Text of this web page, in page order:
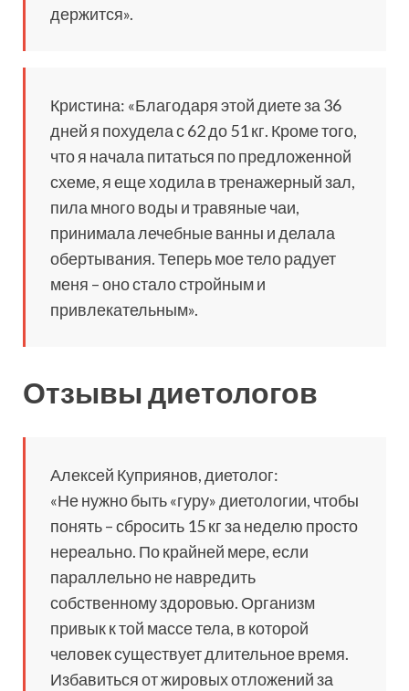
держится».
Кристина: «Благодаря этой диете за 36
дней я похудела с 62 до 51 кг. Кроме того,
что я начала питаться по предложенной
схеме, я еще ходила в тренажерный зал,
пила много воды и травяные чаи,
принимала лечебные ванны и делала
обертывания. Теперь мое тело радует
меня – оно стало стройным и
привлекательным».
Отзывы диетологов
Алексей Куприянов, диетолог:
«Не нужно быть «гуру» диетологии, чтобы
понять – сбросить 15 кг за неделю просто
нереально. По крайней мере, если
параллельно не навредить
собственному здоровью. Организм
привык к той массе тела, в которой
человек существует длительное время.
Избавиться от жировых отложений за